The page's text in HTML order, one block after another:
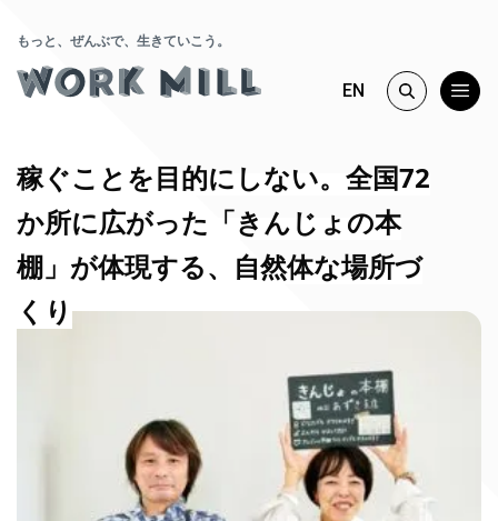
もっと、ぜんぶで、生きていこう。
EN
稼ぐことを目的にしない。全国72
か所に広がった「きんじょの本
棚」が体現する、自然体な場所づ
くり